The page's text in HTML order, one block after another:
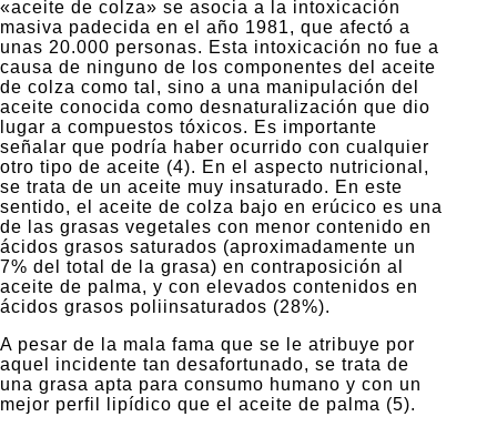
«aceite de colza» se asocia a la intoxicación
masiva padecida en el año 1981, que afectó a
unas 20.000 personas. Esta intoxicación no fue a
causa de ninguno de los componentes del aceite
de colza como tal, sino a una manipulación del
aceite conocida como desnaturalización que dio
lugar a compuestos tóxicos. Es importante
señalar que podría haber ocurrido con cualquier
otro tipo de aceite (4). En el aspecto nutricional,
se trata de un aceite muy insaturado. En este
sentido, el aceite de colza bajo en erúcico es una
de las grasas vegetales con menor contenido en
ácidos grasos saturados (aproximadamente un
7% del total de la grasa) en contraposición al
aceite de palma, y con elevados contenidos en
ácidos grasos poliinsaturados (28%).
A pesar de la mala fama que se le atribuye por
aquel incidente tan desafortunado, se trata de
una grasa apta para consumo humano y con un
mejor perfil lipídico que el aceite de palma (5).